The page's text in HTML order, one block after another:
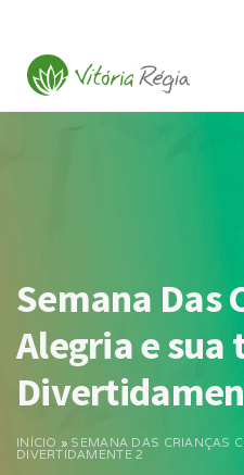
Semana Das
Alegria e sua
INÍCIO » SEMANA DAS CRIANÇAS
DIVERTIDAMENTE 2